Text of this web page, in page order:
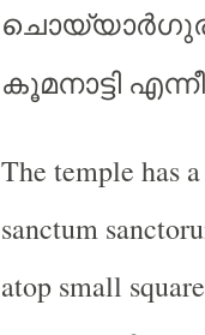
കൂമനാട്ടി എന്നീ
The temple has
sanctum
atop small